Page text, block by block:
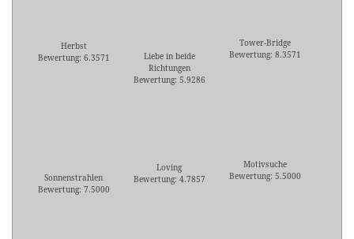
Herbst
Bewertung: 6.3571
Liebe in beide
Richtungen
Bewertung: 5.9286
Tower-Bridge
Bewertung: 8.3571
Sonnenstrahlen
Bewertung: 7.5000
Loving
Bewertung: 4.7857
Motivsuche
Bewertung: 5.5000